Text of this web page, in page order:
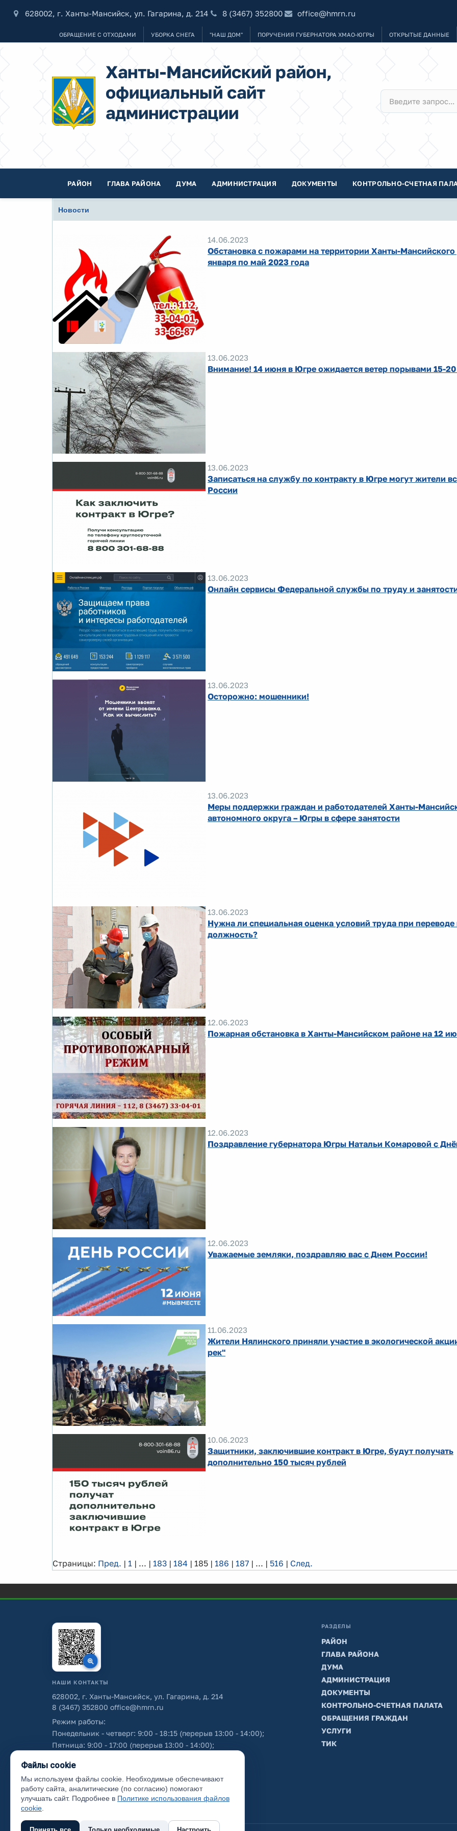
628002, г. Ханты-Мансийск, ул. Гагарина, д. 214 8 (3467) 352800 office@hmrn.ru
ОБРАЩЕНИЕ С ОТХОДАМИ УБОРКА СНЕГА "НАШ ДОМ" ПОРУЧЕНИЯ ГУБЕРНАТОРА ХМАО-ЮГРЫ ОТКРЫТЫЕ ДАННЫЕ
Ханты-Мансийский район,
официальный сайт
администрации
РАЙОН ГЛАВА РАЙОНА ДУМА АДМИНИСТРАЦИЯ ДОКУМЕНТЫ КОНТРОЛЬНО-СЧЕТНАЯ
Новости
14.06.2023
Обстановка с пожарами на территории Ханты-Мансийского
января по май 2023 года
13.06.2023
Внимание! 14 июня в Югре ожидается ветер порывами 15-
13.06.2023
Записаться на службу по контракту в Югре могут жители
России
13.06.2023
Онлайн сервисы Федеральной службы по труду и
13.06.2023
Осторожно: мошенники!
13.06.2023
Меры поддержки граждан и работодателей Ханты-
автономного округа – Югры в сфере занятости
13.06.2023
Нужна ли специальная оценка условий труда при
должность?
12.06.2023
Пожарная обстановка в Ханты-Мансийском районе на 12
12.06.2023
Поздравление губернатора Югры Натальи Комаровой с
12.06.2023
Уважаемые земляки, поздравляю вас с Днем России!
11.06.2023
Жители Нялинского приняли участие в экологической
рек"
10.06.2023
Защитники, заключившие контракт в Югре, будут получать
дополнительно 150 тысяч рублей
Страницы: Пред. | 1 | ... | 183 | 184 | 185 | 186 | 187 | ... | 516 | След.
НАШИ КОНТАКТЫ
628002, г. Ханты-Мансийск, ул. Гагарина, д. 214
8 (3467) 352800 office@hmrn.ru
Режим работы:
Понедельник - четверг: 9:00 - 18:15 (перерыв 13:00 - 14:00);
Пятница: 9:00 - 17:00 (перерыв 13:00 - 14:00);
Об использовании персональных данных
РАЗДЕЛЫ
РАЙОН
ГЛАВА РАЙОНА
ДУМА
АДМИНИСТРАЦИЯ
ДОКУМЕНТЫ
КОНТРОЛЬНО-СЧЕТНАЯ ПАЛАТА
ОБРАЩЕНИЯ ГРАЖДАН
УСЛУГИ
ТИК
Файлы cookie
Мы используем файлы cookie. Необходимые обеспечивают
работу сайта, аналитические (по согласию) помогают
улучшать сайт. Подробнее в Политике использования файлов
cookie